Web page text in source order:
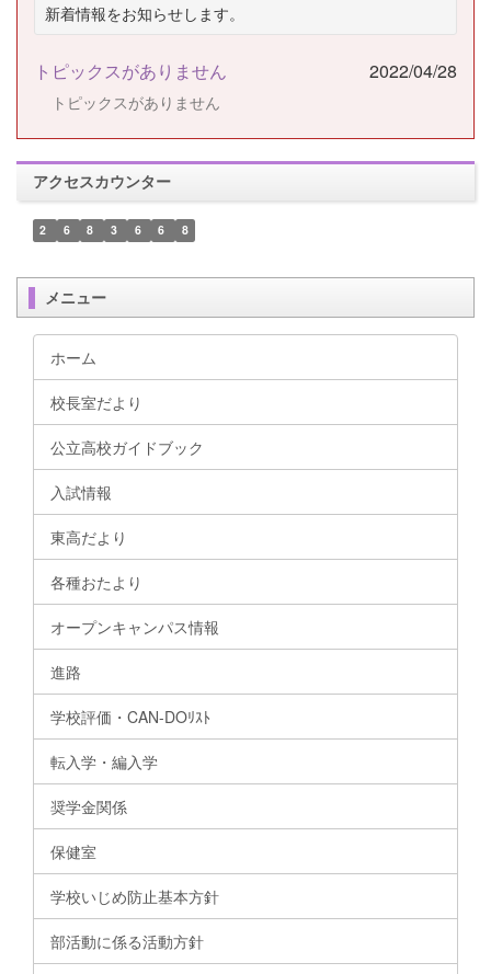
新着情報をお知らせします。
トピックスがありません 2022/04/28
トピックスがありません
アクセスカウンター
2 6 8 3 6 6 8
メニュー
ホーム
校長室だより
公立高校ガイドブック
入試情報
東高だより
各種おたより
オープンキャンパス情報
進路
学校評価・CAN-DOﾘｽﾄ
転入学・編入学
奨学金関係
保健室
学校いじめ防止基本方針
部活動に係る活動方針